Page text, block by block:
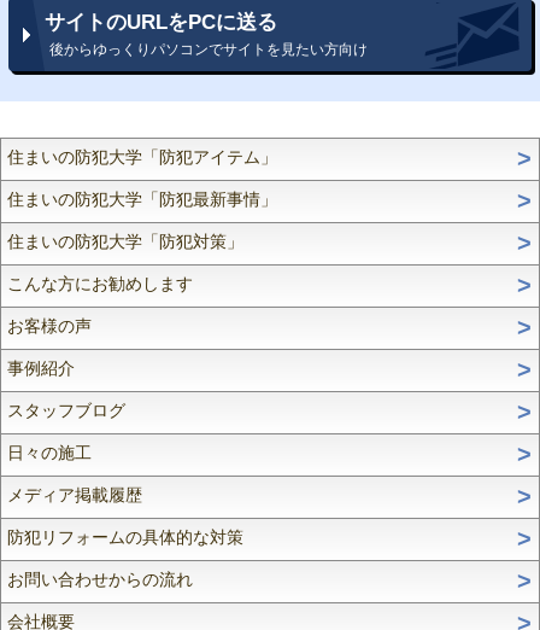
サイトのURLをPCに送る
後からゆっくりパソコンでサイトを見たい方向け
住まいの防犯大学「防犯アイテム」
住まいの防犯大学「防犯最新事情」
住まいの防犯大学「防犯対策」
こんな方にお勧めします
お客様の声
事例紹介
スタッフブログ
日々の施工
メディア掲載履歴
防犯リフォームの具体的な対策
お問い合わせからの流れ
会社概要